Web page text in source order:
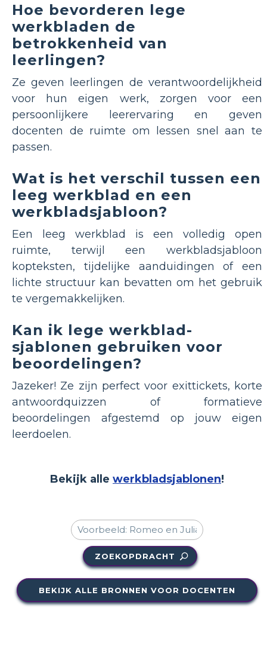
Hoe bevorderen lege
werkbladen de
betrokkenheid van
leerlingen?
Ze geven leerlingen de verantwoordelijkheid
voor hun eigen werk, zorgen voor een
persoonlijkere leerervaring en geven
docenten de ruimte om lessen snel aan te
passen.
Wat is het verschil tussen een
leeg werkblad en een
werkbladsjabloon?
Een leeg werkblad is een volledig open
ruimte, terwijl een werkbladsjabloon
kopteksten, tijdelijke aanduidingen of een
lichte structuur kan bevatten om het gebruik
te vergemakkelijken.
Kan ik lege werkblad-
sjablonen gebruiken voor
beoordelingen?
Jazeker! Ze zijn perfect voor exittickets, korte
antwoordquizzen of formatieve
beoordelingen afgestemd op jouw eigen
leerdoelen.
Bekijk alle werkbladsjablonen!
ZOEKOPDRACHT
BEKIJK ALLE BRONNEN VOOR DOCENTEN